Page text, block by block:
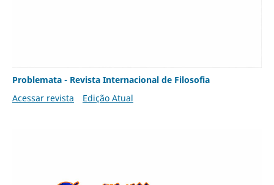
Problemata - Revista Internacional de Filosofia
Acessar revista
Edição Atual